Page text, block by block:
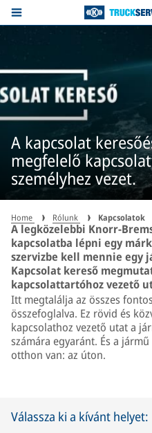
A kapcsolat
megfelelő
személyhez vezet.
Home Rólunk Kapcsolatok
A legközelebbi Knorr-
kapcsolatba lépni egy
szervizbe kell mennie egy
Kapcsolat kereső
kapcsolattartóhoz vezető
Itt megtalálja az összes
összefoglalva. Ez rövid és
kapcsolathoz vezető utat a
számára egyaránt. És a
otthon van: az úton.
Válassza ki a kívánt helyet: